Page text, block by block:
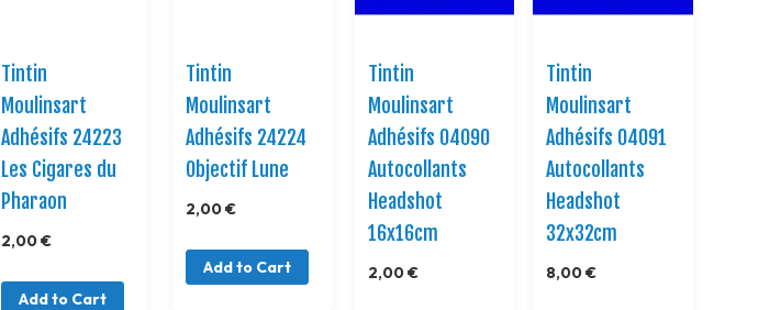
Tintin
Moulinsart
Adhésifs 24223
Les Cigares du
Pharaon
2,00 €
Add to Cart
Tintin
Moulinsart
Adhésifs 24224
Objectif Lune
2,00 €
Add to Cart
Tintin
Moulinsart
Adhésifs 04090
Autocollants
Headshot
16x16cm
2,00 €
Tintin
Moulinsart
Adhésifs 04091
Autocollants
Headshot
32x32cm
8,00 €